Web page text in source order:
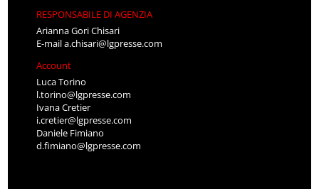
RESPONSABILE DI AGENZIA
Arianna Gori Chisari
E-maila.chisari@lgpresse.com
Account
Luca Torino
l.torino@lgpresse.com
Ivana Cretier
i.cretier@lgpresse.com
Daniele Fimiano
d.fimiano@lgpresse.com